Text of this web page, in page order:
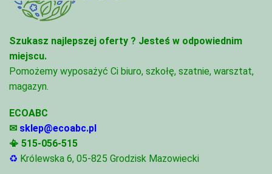
Szukasz najlepszej oferty ? Jesteś w odpowiednim
miejscu.
Pomożemy wyposażyć Ci biuro, szkołę, szatnie, warsztat,
magazyn.
ECOABC
✉ sklep@ecoabc.pl
📳 515-056-515
♻ Królewska 6, 05-825 Grodzisk Mazowiecki